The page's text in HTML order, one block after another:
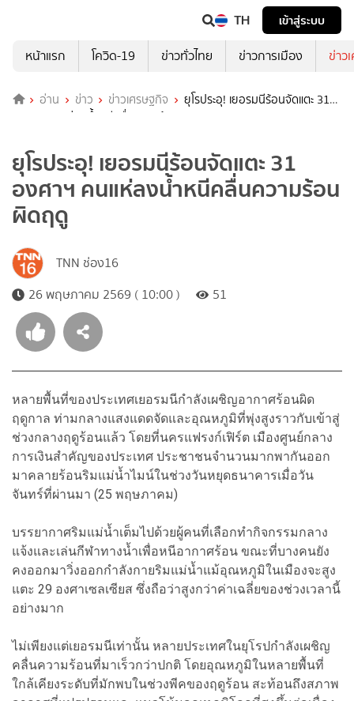
TH
เข้าสู่ระบบ
หน้าแรก
โควิด-19 ข่าวทั่วไทย ข่าวการเมือง ข่าว
อ่าน ข่าว ข่าวเศรษฐกิจ
ยุโรประอุ! เยอรมนีร้อนจัดแตะ 31
องศาฯ คนแห่ลงน้ำหนีคลื่นความร้อนผิดฤดู
ยุโรประอุ! เยอรมนีร้อนจัดแตะ 31
องศาฯ คนแห่ลงน้ำหนีคลื่นความร้อน
ผิดฤดู
TNN ช่อง16
26 พฤษภาคม 2569 ( 10:00 )
51
หลายพื้นที่ของประเทศเยอรมนีกำลังเผชิญอากาศร้อนผิด
ฤดูกาล ท่ามกลางแสงแดดจัดและอุณหภูมิที่พุ่งสูงราวกับเข้าสู่
ช่วงกลางฤดูร้อนแล้ว โดยที่นครแฟรงก์เฟิร์ต เมืองศูนย์กลาง
การเงินสำคัญของประเทศ ประชาชนจำนวนมากพากันออก
มาคลายร้อนริมแม่น้ำไมน์ในช่วงวันหยุดธนาคารเมื่อวัน
จันทร์ที่ผ่านมา (25 พฤษภาคม)
บรรยากาศริมแม่น้ำเต็มไปด้วยผู้คนที่เลือกทำกิจกรรมกลาง
แจ้งและเล่นกีฬาทางน้ำเพื่อหนีอากาศร้อน ขณะที่บางคนยัง
คงออกมาวิ่งออกกำลังกายริมแม่น้ำแม้อุณหภูมิในเมืองจะสูง
แตะ 29 องศาเซลเซียส ซึ่งถือว่าสูงกว่าค่าเฉลี่ยของช่วงเวลานี้
อย่างมาก
ไม่เพียงแต่เยอรมนีเท่านั้น หลายประเทศในยุโรปกำลังเผชิญ
คลื่นความร้อนที่มาเร็วกว่าปกติ โดยอุณหภูมิในหลายพื้นที่
ใกล้เคียงระดับที่มักพบในช่วงพีคของฤดูร้อน สะท้อนถึงสภาพ